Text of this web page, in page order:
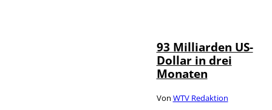
93 Milliarden US-
Dollar in drei
Monaten
Von WTV Redaktion